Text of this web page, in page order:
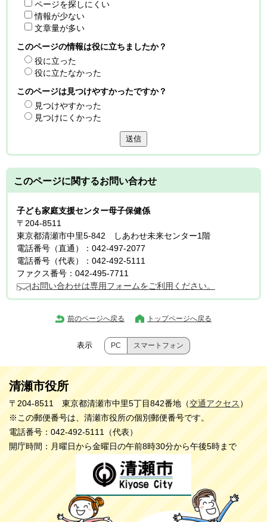
ページを探しにくい
情報が少ない
文章量が多い
このページの情報は役に立ちましたか？
役に立った
役に立たなかった
このページは見つけやすかったですか？
見つけやすかった
見つけにくかった
送信
このページに関するお問い合わせ
子ども家庭支援センター母子保健係
〒204-8511
東京都清瀬市中里5-842 しあわせ未来センター1階
電話番号（直通）：042-497-2077
電話番号（代表）：042-492-5111
ファクス番号：042-495-7711
お問い合わせは専用フォームをご利用ください。
前のページへ戻る トップページへ戻る
表示 PC スマートフォン
清瀬市役所
〒204-8511 東京都清瀬市中里5丁目842番地（交通アクセス ）
※この郵便番号は、清瀬市役所の個別郵便番号です。
電話番号：042-492-5111（代表）
開庁時間：月曜日から金曜日の午前8時30分から午後5時まで